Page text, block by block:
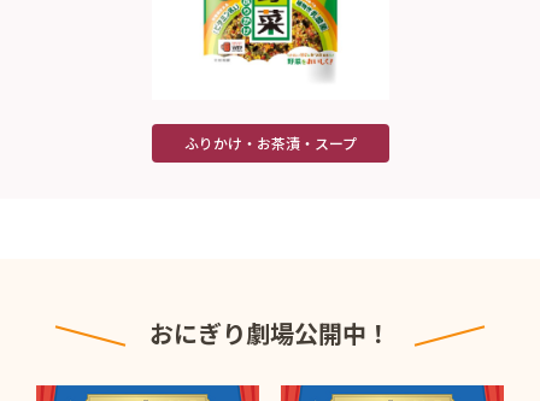
ふりかけ・お茶漬・スープ
おにぎり劇場公開中！